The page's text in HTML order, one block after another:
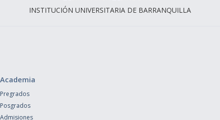
INSTITUCIÓN UNIVERSITARIA DE BARRANQUILLA
Academia
Pregrados
Posgrados
Admisiones